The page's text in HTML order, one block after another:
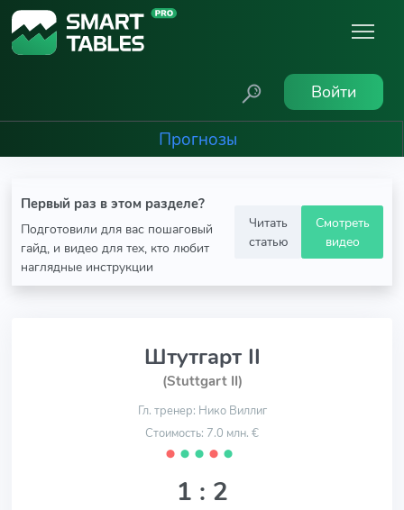
Войти
Прогнозы
Первый раз в этом разделе?
Подготовили для вас пошаговый
гайд, и видео для тех, кто любит
наглядные инструкции
Читать
статью
Смотреть
видео
Штутгарт II
(Stuttgart II)
Гл. тренер: Нико Виллиг
Стоимость: 7.0 млн. €
⬤ ⬤ ⬤ ⬤ ⬤
1 : 2